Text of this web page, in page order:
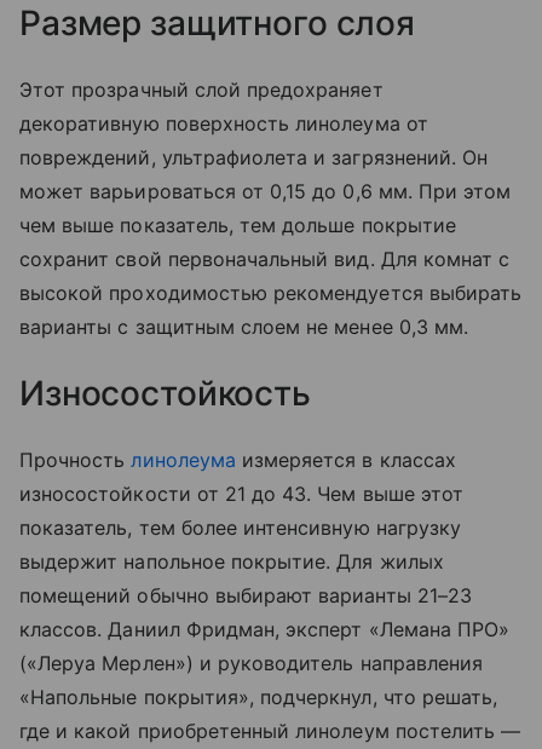
Размер защитного слоя
Этот прозрачный слой предохраняет
декоративную поверхность линолеума от
повреждений, ультрафиолета и загрязнений. Он
может варьироваться от 0,15 до 0,6 мм. При этом
чем выше показатель, тем дольше покрытие
сохранит свой первоначальный вид. Для комнат с
высокой проходимостью рекомендуется выбирать
варианты с защитным слоем не менее 0,3 мм.
Износостойкость
Прочностьлинолеума измеряется в классах
износостойкости от 21 до 43. Чем выше этот
показатель, тем более интенсивную нагрузку
выдержит напольное покрытие. Для жилых
помещений обычно выбирают варианты 21–23
классов. Даниил Фридман, эксперт «Лемана ПРО»
(«Леруа Мерлен») и руководитель направления
«Напольные покрытия», подчеркнул, что решать,
где и какой приобретенный линолеум постелить —